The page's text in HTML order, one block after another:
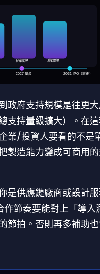
良率爬坡 測試驗證
2027 量產 2031 IPO（前後）
政府支持規模是往更
支持量級擴大）。在
業/投資人要看的不是
製造能力變成可商用
是供應鏈廠商或設計
節奏要能對上「導入
拍。否則再多補助